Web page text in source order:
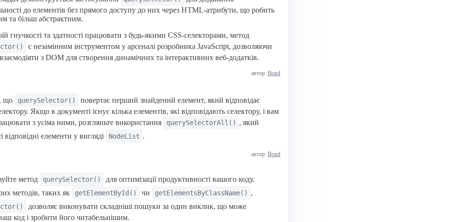
до елементів без прямого доступу до них через HTML-атрибути, що робить
та більш абстрактним.
гнучкості та здатності працювати з будь-якими CSS-селекторами, метод
є незамінним інструментом у арсеналі розробника JavaScript, дозволяючи
з DOM для створення динамічних та інтерактивних веб-додатків.
автор: Bond
що
querySelector()
повертає перший знайдений елемент, який відповідає
Якщо в документі існує кілька елементів, які відповідають селектору, і вам
з усіма ними, розгляньте використання
querySelectorAll() , який
відповідні елементи у вигляді
NodeList .
автор: Bond
метод
querySelector()
для оптимізації продуктивності вашого коду.
методів, таких як
getElementById() чи getElementsByClassName() ,
дозволяє виконувати складніші пошуки за один виклик, що може
код і зробити його читабельнішим.